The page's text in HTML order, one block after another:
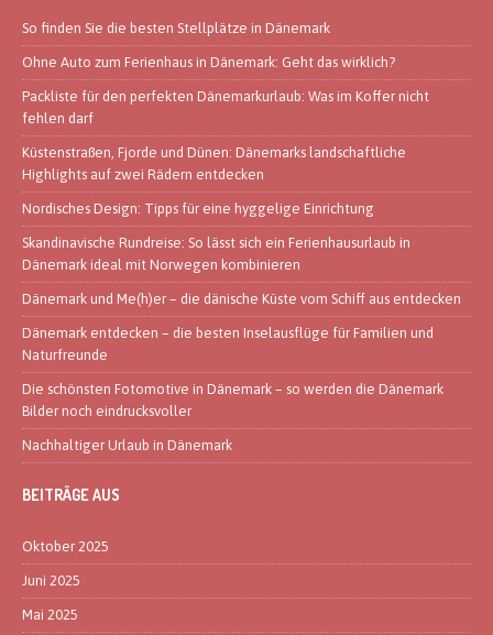
So finden Sie die besten Stellplätze in Dänemark
Ohne Auto zum Ferienhaus in Dänemark: Geht das wirklich?
Packliste für den perfekten Dänemarkurlaub: Was im Koffer nicht
fehlen darf
Küstenstraßen, Fjorde und Dünen: Dänemarks landschaftliche
Highlights auf zwei Rädern entdecken
Nordisches Design: Tipps für eine hyggelige Einrichtung
Skandinavische Rundreise: So lässt sich ein Ferienhausurlaub in
Dänemark ideal mit Norwegen kombinieren
Dänemark und Me(h)er – die dänische Küste vom Schiff aus entdecken
Dänemark entdecken – die besten Inselausflüge für Familien und
Naturfreunde
Die schönsten Fotomotive in Dänemark – so werden die Dänemark
Bilder noch eindrucksvoller
Nachhaltiger Urlaub in Dänemark
BEITRÄGE AUS
Oktober 2025
Juni 2025
Mai 2025